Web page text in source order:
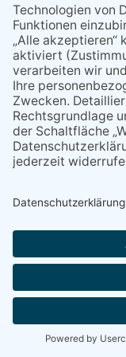
* Pflichtfeld - bitte geben
Text:*
* Pflichtfeld - bitte geben
Alle Rechte